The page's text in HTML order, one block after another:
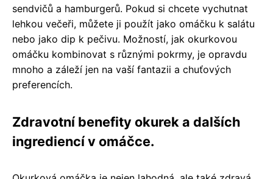
sendvičů a hamburgerů. Pokud si chcete vychutnat
lehkou večeři, můžete ji použít jako omáčku k salátu
nebo jako dip k pečivu. Možností, jak okurkovou
omáčku kombinovat s různými pokrmy, je opravdu
mnoho a záleží jen na vaší fantazii a chuťových
preferencích.
Zdravotní benefity okurek a dalších
ingrediencí v omáčce.